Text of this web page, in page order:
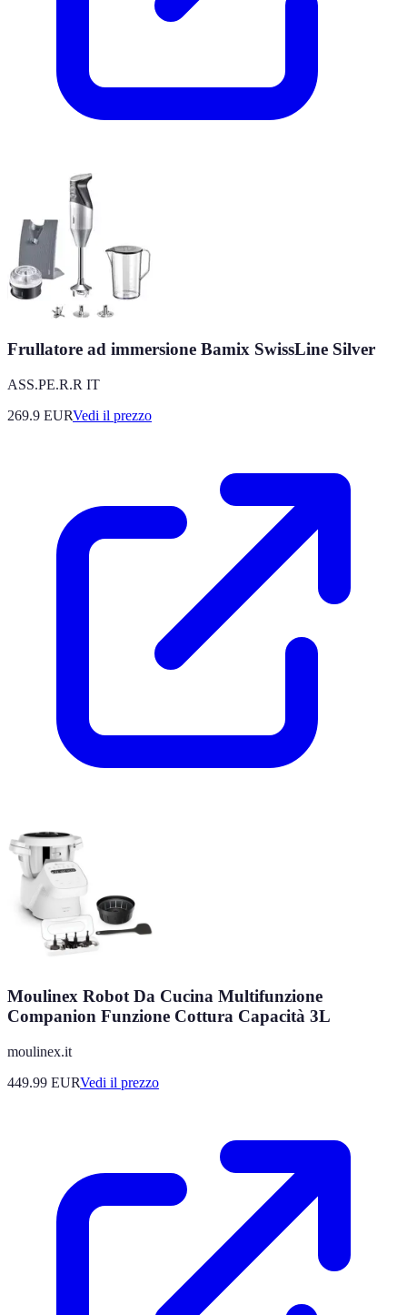
Frullatore ad immersione Bamix SwissLine Silver
ASS.PE.R.R IT
269.9 EURVedi il prezzo
Moulinex Robot Da Cucina Multifunzione
Companion Funzione Cottura Capacità 3L
moulinex.it
449.99 EURVedi il prezzo